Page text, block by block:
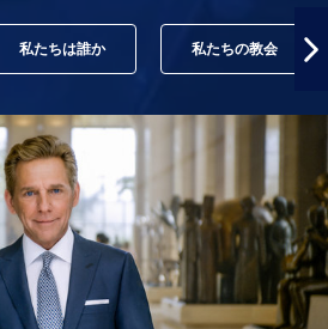
私たちは誰か 私たちの教会